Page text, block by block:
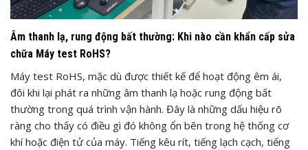
Âm thanh lạ, rung động bất thường: Khi nào cần khẩn cấp sửa
chữa Máy test RoHS?
Máy test RoHS, mặc dù được thiết kế để hoạt động êm ái,
đôi khi lại phát ra những âm thanh lạ hoặc rung động bất
thường trong quá trình vận hành. Đây là những dấu hiệu rõ
ràng cho thấy có điều gì đó không ổn bên trong hệ thống cơ
khí hoặc điện tử của máy. Tiếng kêu rít, tiếng lạch cạch, tiếng